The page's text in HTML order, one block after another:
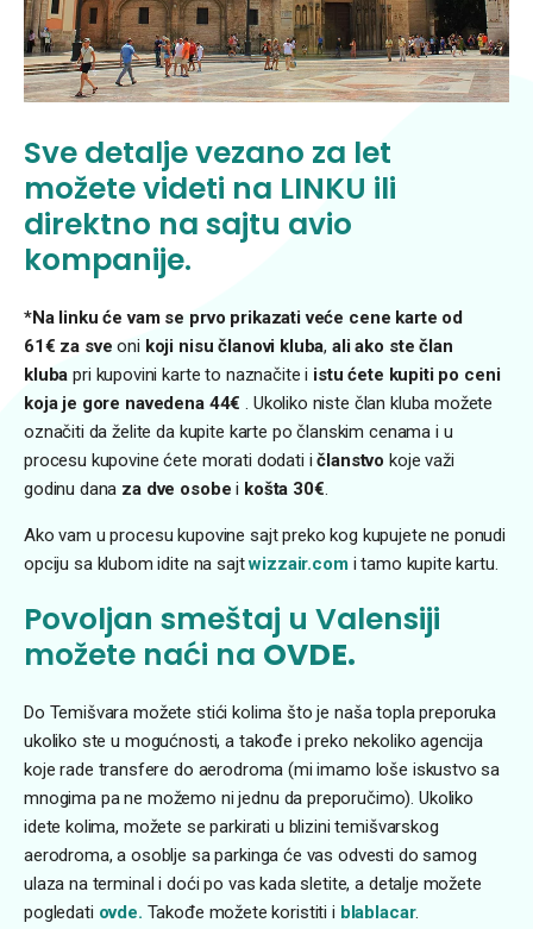
Sve detalje vezano za let
možete videti na LINKU ili
direktno na sajtu avio
kompanije.
*Na linku će vam se prvo prikazati veće cene karte od
61€ za sve oni koji nisu članovi kluba,ali ako ste član
kluba pri kupovini karte to naznačite i istu ćete kupiti po ceni
koja je gore navedena 44€. Ukoliko niste član kluba možete
označiti da želite da kupite karte po članskim cenama i u
procesu kupovine ćete morati dodati ičlanstvo koje važi
godinu dana za dve osobe i košta 30€.
Ako vam u procesu kupovine sajt preko kog kupujete ne ponudi
opciju sa klubom idite na sajtwizzair.comi tamo kupite kartu.
Povoljan smeštaj u Valensiji
možete naći na OVDE.
Do Temišvara možete stići kolima što je naša topla preporuka
ukoliko ste u mogućnosti, a takođe i preko nekoliko agencija
koje rade transfere do aerodroma (mi imamo loše iskustvo sa
mnogima pa ne možemo ni jednu da preporučimo). Ukoliko
idete kolima, možete se parkirati u blizini temišvarskog
aerodroma, a osoblje sa parkinga će vas odvesti do samog
ulaza na terminal i doći po vas kada sletite, a detalje možete
pogledati ovde. Takođe možete koristiti i blablacar.